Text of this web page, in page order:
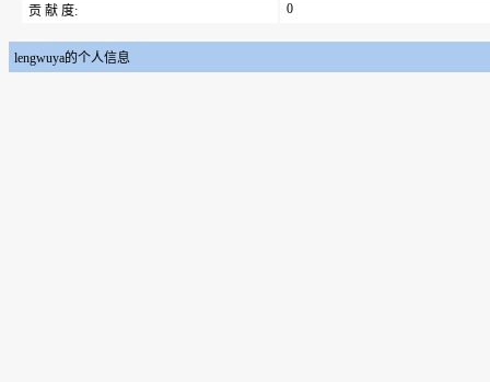
贡 献 度:
0
lengwuya的个人信息